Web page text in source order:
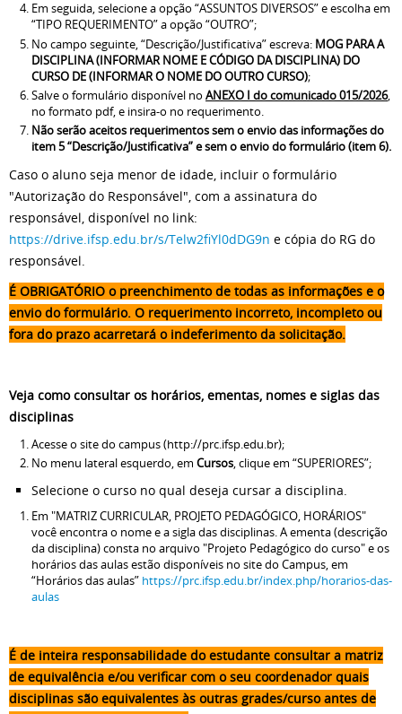
Em seguida, selecione a opção “ASSUNTOS DIVERSOS” e escolha em
“TIPO REQUERIMENTO” a opção “OUTRO”;
No campo seguinte, “Descrição/Justificativa” escreva: MOG PARA A
DISCIPLINA (INFORMAR NOME E CÓDIGO DA DISCIPLINA) DO
CURSO DE (INFORMAR O NOME DO OUTRO CURSO);
Salve o formulário disponível no ANEXO I do comunicado 015/2026,
no formato pdf, e insira-o no requerimento.
Não serão aceitos requerimentos sem o envio das informações do
item 5 “Descrição/Justificativa”e sem o envio do formulário (item 6).
Caso o aluno seja menor de idade, incluir o formulário
"Autorização do Responsável", com a assinatura do
responsável, disponível no link:
https://drive.ifsp.edu.br/s/Telw2fiYl0dDG9n e cópia do RG do
responsável.
É OBRIGATÓRIO o preenchimento de todas as informações e o
envio do formulário. O requerimento incorreto, incompleto ou
fora do prazo acarretará o indeferimento da solicitação.
Veja como consultar os horários, ementas, nomes e siglas das
disciplinas
Acesse o site do campus (http://prc.ifsp.edu.br);
No menu lateral esquerdo, em Cursos, clique em “SUPERIORES”;
Selecione o curso no qual deseja cursar a disciplina.
Em "MATRIZ CURRICULAR, PROJETO PEDAGÓGICO, HORÁRIOS"
você encontra o nome e a sigla das disciplinas. A ementa (descrição
da disciplina) consta no arquivo "Projeto Pedagógico do curso" e os
horários das aulas estão disponíveis no site do Campus, em
“Horários das aulas” https://prc.ifsp.edu.br/index.php/horarios-das-
aulas
É de inteira responsabilidade do estudante consultar a matriz
de equivalência e/ou verificar com o seu coordenador quais
disciplinas são equivalentes às outras grades/curso antes de